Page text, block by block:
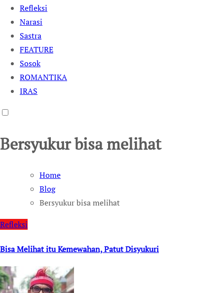
Refleksi
Narasi
Sastra
FEATURE
Sosok
ROMANTIKA
IRAS
Bersyukur bisa melihat
Home
Blog
Bersyukur bisa melihat
Refleksi
Bisa Melihat itu Kemewahan, Patut Disyukuri